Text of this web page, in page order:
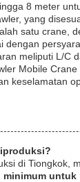
8 meter
yang
satu crane,
dengan
meliputi L/C
Mobile
keselamatan
di Tiongkok,
untuk